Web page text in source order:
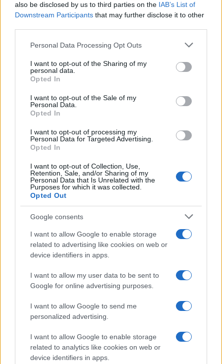
also be disclosed by us to third parties on the IAB’s List of
Downstream Participants that may further disclose it to other
Please note that this website/app uses one or more Google
not limited to your visit or usage behaviour. You may click to
grant or deny consent to Google and its third-party tags to
use your data for below specified purposes in below Google
consent section.
Personal Data Processing Opt Outs
I want to opt-out of the Sharing of my
personal data.
Opted In
I want to opt-out of the Sale of my
Personal Data.
Opted In
I want to opt-out of processing my
Personal Data for Targeted Advertising.
Opted In
I want to opt-out of Collection, Use,
Retention, Sale, and/or Sharing of my
Personal Data that Is Unrelated with the
Purposes for which it was collected.
Opted Out
Google consents
I want to allow Google to enable storage
related to advertising like cookies on web or
device identifiers in apps.
I want to allow my user data to be sent to
Google for online advertising purposes.
I want to allow Google to send me
personalized advertising.
I want to allow Google to enable storage
related to analytics like cookies on web or
device identifiers in apps.
Noemi in ospedale: il racconto della riabilitazione e il
Susanna Riva · 6 Ago 2026
NEWS
le supplenze scolastiche
Edoardo Marchesi · 5 Ago 2026